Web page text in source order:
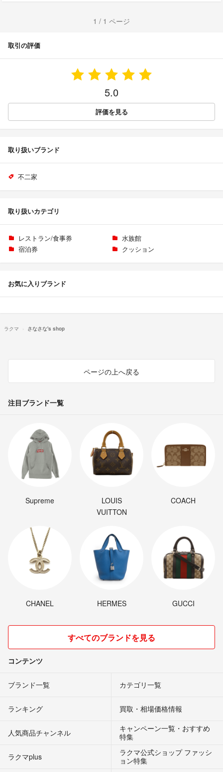
1 / 1 ページ
取引の評価
5.0
評価を見る
取り扱いブランド
不二家
取り扱いカテゴリ
レストラン/食事券
水族館
宿泊券
クッション
お気に入りブランド
ラクマ さなさな's shop
ページの上へ戻る
注目ブランド一覧
Supreme
LOUIS
VUITTON
COACH
CHANEL HERMES GUCCI
すべてのブランドを見る
コンテンツ
ブランド一覧 カテゴリ一覧
ランキング 買取・相場価格情報
人気商品チャンネル
キャンペーン一覧・おすすめ
特集
ラクマplus
ラクマ公式ショップ ファッシ
ョン特集